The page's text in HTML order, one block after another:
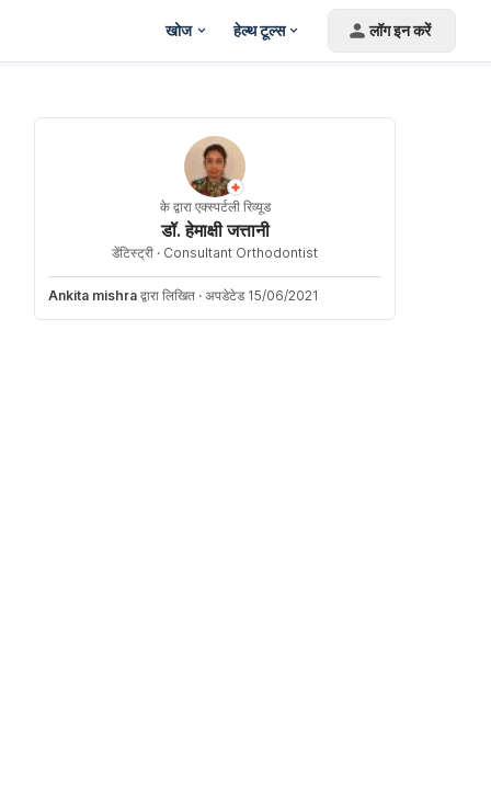
खोज हेल्थ टूल्स लॉग इन करें
के द्वारा एक्स्पर्टली रिव्यूड
डॉ. हेमाक्षी जत्तानी
डेंटिस्ट्री · Consultant Orthodontist
Ankita mishra द्वारा लिखित · अपडेटेड 15/06/2021